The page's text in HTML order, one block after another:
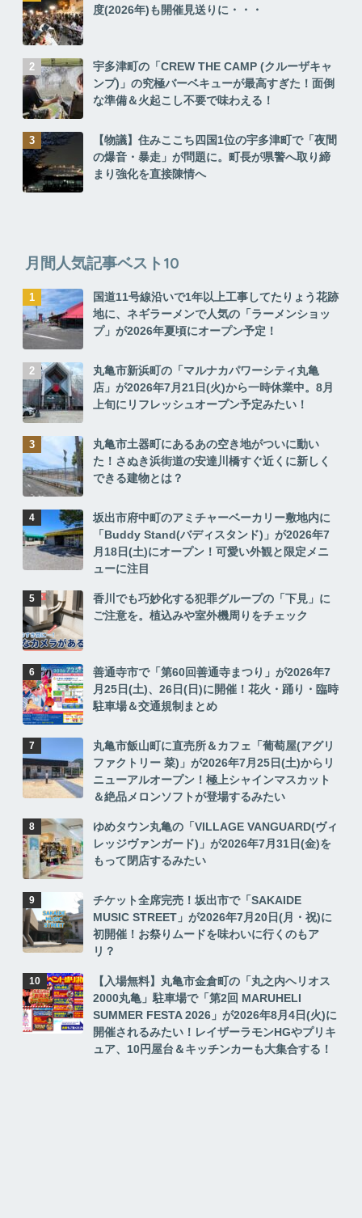
度(2026年)も開催見送りに・・・
宇多津町の「CREW THE CAMP (クルーザキャ
ンプ)」の究極バーベキューが最高すぎた！面倒
な準備＆火起こし不要で味わえる！
【物議】住みここち四国1位の宇多津町で「夜間
の爆音・暴走」が問題に。町長が県警へ取り締
まり強化を直接陳情へ
月間人気記事ベスト10
国道11号線沿いで1年以上工事してたりょう花跡
地に、ネギラーメンで人気の「ラーメンショッ
プ」が2026年夏頃にオープン予定！
丸亀市新浜町の「マルナカパワーシティ丸亀
店」が2026年7月21日(火)から一時休業中。8月
上旬にリフレッシュオープン予定みたい！
丸亀市土器町にあるあの空き地がついに動い
た！さぬき浜街道の安達川橋すぐ近くに新しく
できる建物とは？
坂出市府中町のアミチャーベーカリー敷地内に
「Buddy Stand(バディスタンド)」が2026年7
月18日(土)にオープン！可愛い外観と限定メニ
ューに注目
香川でも巧妙化する犯罪グループの「下見」に
ご注意を。植込みや室外機周りをチェック
善通寺市で「第60回善通寺まつり」が2026年7
月25日(土)、26日(日)に開催！花火・踊り・臨時
駐車場＆交通規制まとめ
丸亀市飯山町に直売所＆カフェ「葡萄屋(アグリ
ファクトリー 菜)」が2026年7月25日(土)からリ
ニューアルオープン！極上シャインマスカット
＆絶品メロンソフトが登場するみたい
ゆめタウン丸亀の「VILLAGE VANGUARD(ヴィ
レッジヴァンガード)」が2026年7月31日(金)を
もって閉店するみたい
チケット全席完売！坂出市で「SAKAIDE
MUSIC STREET」が2026年7月20日(月・祝)に
初開催！お祭りムードを味わいに行くのもア
リ？
【入場無料】丸亀市金倉町の「丸之内ヘリオス
2000丸亀」駐車場で「第2回 MARUHELI
SUMMER FESTA 2026」が2026年8月4日(火)に
開催されるみたい！レイザーラモンHGやプリキ
ュア、10円屋台＆キッチンカーも大集合する！